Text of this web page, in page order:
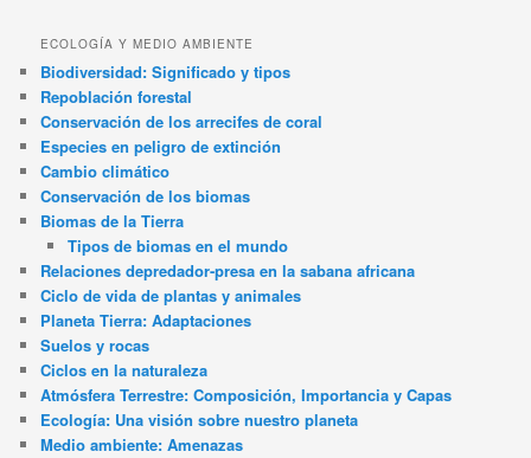
ECOLOGÍA Y MEDIO AMBIENTE
Biodiversidad: Significado y tipos
Repoblación forestal
Conservación de los arrecifes de coral
Especies en peligro de extinción
Cambio climático
Conservación de los biomas
Biomas de la Tierra
Tipos de biomas en el mundo
Relaciones depredador-presa en la sabana africana
Ciclo de vida de plantas y animales
Planeta Tierra: Adaptaciones
Suelos y rocas
Ciclos en la naturaleza
Atmósfera Terrestre: Composición, Importancia y Capas
Ecología: Una visión sobre nuestro planeta
Medio ambiente: Amenazas